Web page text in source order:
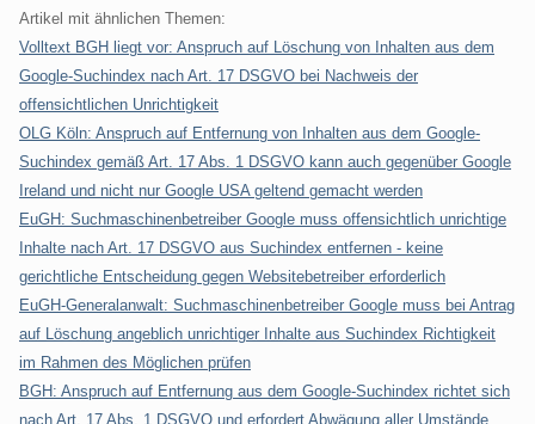
Artikel mit ähnlichen Themen:
Volltext BGH liegt vor: Anspruch auf Löschung von Inhalten aus dem
Google-Suchindex nach Art. 17 DSGVO bei Nachweis der
offensichtlichen Unrichtigkeit
OLG Köln: Anspruch auf Entfernung von Inhalten aus dem Google-
Suchindex gemäß Art. 17 Abs. 1 DSGVO kann auch gegenüber Google
Ireland und nicht nur Google USA geltend gemacht werden
EuGH: Suchmaschinenbetreiber Google muss offensichtlich unrichtige
Inhalte nach Art. 17 DSGVO aus Suchindex entfernen - keine
gerichtliche Entscheidung gegen Websitebetreiber erforderlich
EuGH-Generalanwalt: Suchmaschinenbetreiber Google muss bei Antrag
auf Löschung angeblich unrichtiger Inhalte aus Suchindex Richtigkeit
im Rahmen des Möglichen prüfen
BGH: Anspruch auf Entfernung aus dem Google-Suchindex richtet sich
nach Art. 17 Abs. 1 DSGVO und erfordert Abwägung aller Umstände